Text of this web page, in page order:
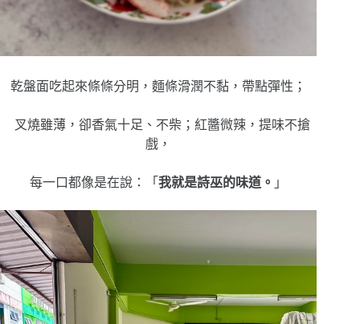
乾盤面吃起來條條分明，麵條滑潤不黏，帶點彈性；
叉燒雖薄，卻香氣十足、不柴；紅醬微辣，提味不搶
戲，
每一口都像是在說：「我就是詩巫的味道。 」